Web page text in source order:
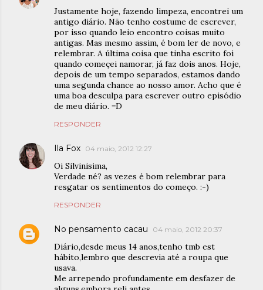
Justamente hoje, fazendo limpeza, encontrei um
antigo diário. Não tenho costume de escrever,
por isso quando leio encontro coisas muito
antigas. Mas mesmo assim, é bom ler de novo, e
relembrar. A última coisa que tinha escrito foi
quando começei namorar, já faz dois anos. Hoje,
depois de um tempo separados, estamos dando
uma segunda chance ao nosso amor. Acho que é
uma boa desculpa para escrever outro episódio
de meu diário. =D
RESPONDER
Ila Fox 04 maio, 2012 12:27
Oi Silvinisima,
Verdade né? as vezes é bom relembrar para
resgatar os sentimentos do começo. :-)
RESPONDER
No pensamento cacau 04 maio, 2012 20:37
Diário,desde meus 14 anos,tenho tmb est
hábito,lembro que descrevia até a roupa que
usava.
Me arrependo profundamente em desfazer de